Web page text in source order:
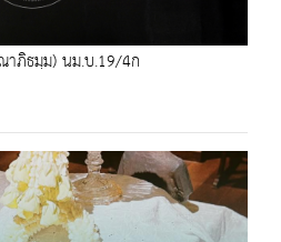
ภิธมฺม) นม.บ.19/4ก